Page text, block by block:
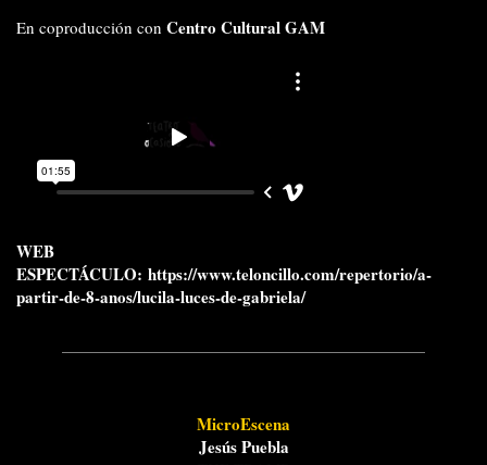
En coproducción con Centro Cultural GAM
WEB
ESPECTÁCULO: https://www.teloncillo.com/repertorio/a-
partir-de-8-anos/lucila-luces-de-gabriela/
MicroEscena
Jesús Puebla